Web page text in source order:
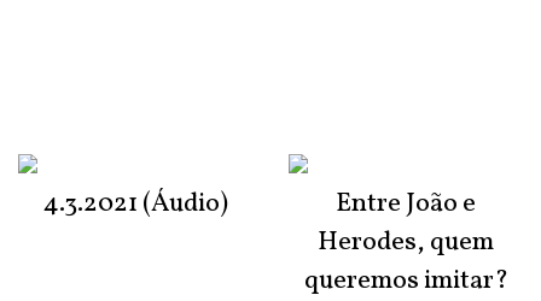
4.3.2021 (Áudio)
Entre João e
Herodes, quem
queremos imitar?